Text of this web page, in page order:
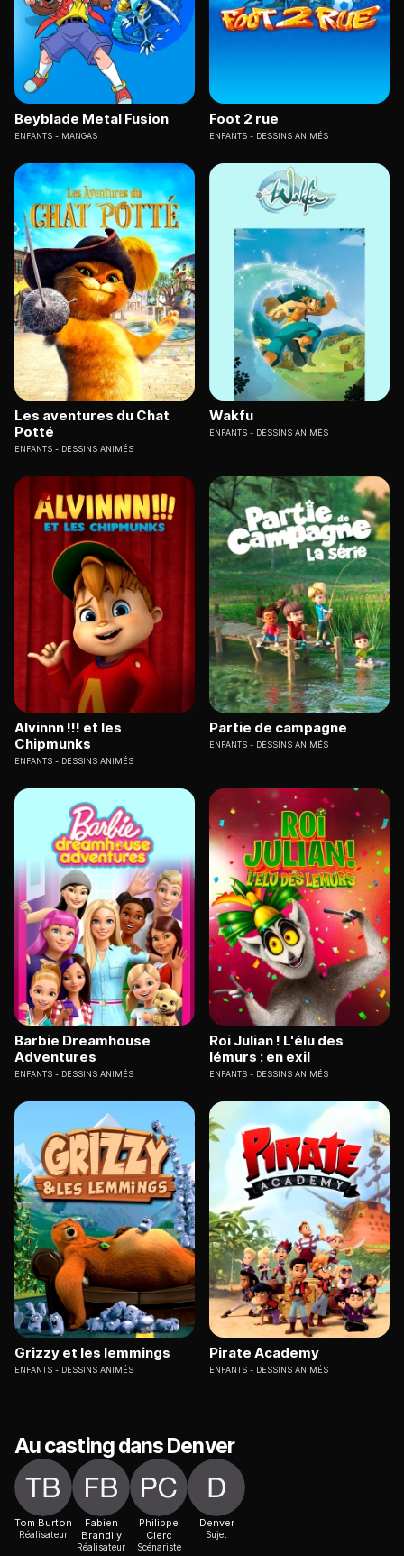
Beyblade Metal Fusion
ENFANTS MANGAS
Foot 2 rue
ENFANTS DESSINS ANIMÉS
Les aventures du Chat
Potté
ENFANTS DESSINS ANIMÉS
Wakfu
ENFANTS DESSINS ANIMÉS
Alvinnn !!! et les
Chipmunks
ENFANTS DESSINS ANIMÉS
Partie de campagne
ENFANTS DESSINS ANIMÉS
Barbie Dreamhouse
Adventures
ENFANTS DESSINS ANIMÉS
Roi Julian ! L'élu des
lémurs : en exil
ENFANTS DESSINS ANIMÉS
Grizzy et les lemmings
ENFANTS DESSINS ANIMÉS
Pirate Academy
ENFANTS DESSINS ANIMÉS
Au casting dans Denver
Tom Burton
Réalisateur
Fabien
Brandily
Réalisateur
Philippe
Clerc
Scénariste
Denver
Sujet